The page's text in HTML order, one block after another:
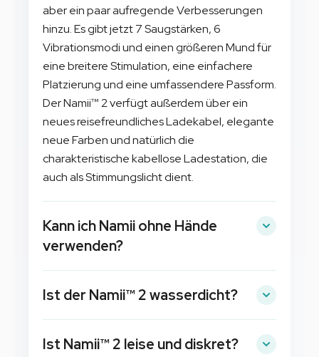
aber ein paar aufregende Verbesserungen
hinzu. Es gibt jetzt 7 Saugstärken, 6
Vibrationsmodi und einen größeren Mund für
eine breitere Stimulation, eine einfachere
Platzierung und eine umfassendere Passform.
Der Namii™ 2 verfügt außerdem über ein
neues reisefreundliches Ladekabel, elegante
neue Farben und natürlich die
charakteristische kabellose Ladestation, die
auch als Stimmungslicht dient.
Kann ich Namii ohne Hände
verwenden?
Im Gegensatz zu anderen Produkten können
Sie mit dem Namii dank seiner Vielseitigkeit
Sie den Namii™ 2 einfach zwischen Ihre
Ist der Namii™ 2 wasserdicht?
Ja! Egal, ob es nur ein kleiner Spritzer in der
Dusche oder ein Sprung in die Badewanne ist,
Ist Namii™ 2 leise und diskret?